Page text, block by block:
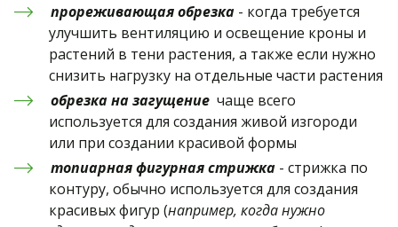
прореживающая обрезка - когда требуется
улучшить вентиляцию и освещение кроны и
растений в тени растения, а также если нужно
снизить нагрузку на отдельные части растения
обрезка на загущение
  чаще всего
используется для создания живой изгороди
или при создании красивой формы
топиарная фигурная стрижка - стрижка по
контуру, обычно используется для создания
красивых фигур (например, когда нужно